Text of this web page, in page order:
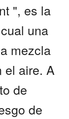
", es la
una
mezcla
el aire. A
de
de